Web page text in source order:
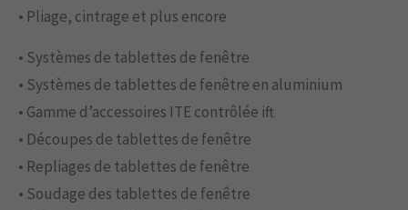
• Pliage, cintrage et plus encore
• Systèmes de tablettes de fenêtre
• Systèmes de tablettes de fenêtre en aluminium
• Gamme d’accessoires ITE contrôlée ift
• Découpes de tablettes de fenêtre
• Repliages de tablettes de fenêtre
• Soudage des tablettes de fenêtre